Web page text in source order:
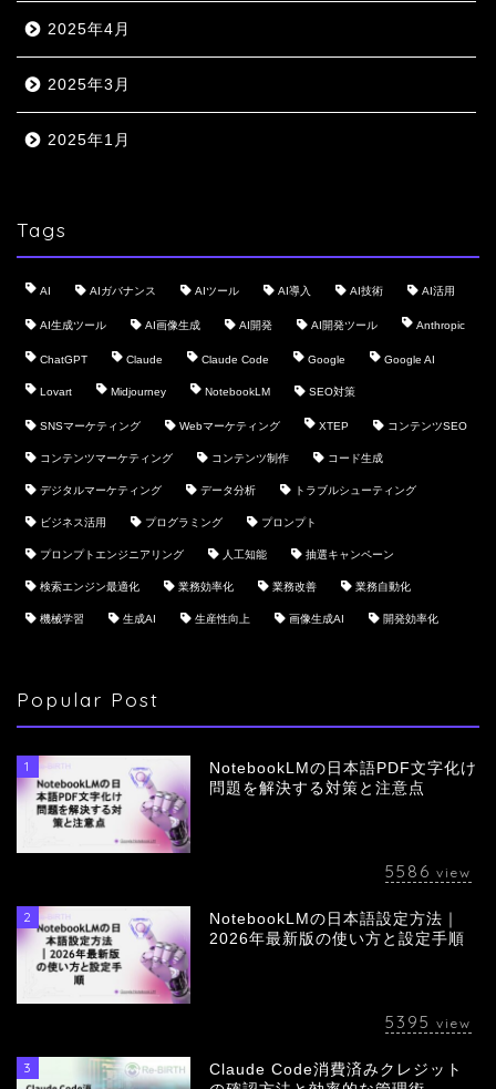
2025年4月
2025年3月
2025年1月
Tags
AI AIガバナンス AIツール AI導入 AI技術 AI活用
AI生成ツール AI画像生成 AI開発 AI開発ツール Anthropic
ChatGPT Claude Claude Code Google Google AI
Lovart Midjourney NotebookLM SEO対策
SNSマーケティング Webマーケティング XTEP コンテンツSEO
コンテンツマーケティング コンテンツ制作 コード生成
デジタルマーケティング データ分析 トラブルシューティング
ビジネス活用 プログラミング プロンプト
プロンプトエンジニアリング 人工知能 抽選キャンペーン
検索エンジン最適化 業務効率化 業務改善 業務自動化
機械学習 生成AI 生産性向上 画像生成AI 開発効率化
Popular Post
1
NotebookLMの日本語PDF文字化け
問題を解決する対策と注意点
5586 view
2
NotebookLMの日本語設定方法｜
2026年最新版の使い方と設定手順
5395 view
3
Claude Code消費済みクレジット
会社概要
採用情報